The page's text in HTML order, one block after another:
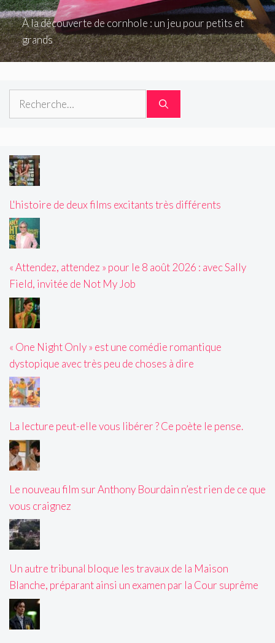
À la découverte de cornhole : un jeu pour petits et
grands
Rechercher :
L'histoire de deux films excitants très différents
« Attendez, attendez » pour le 8 août 2026 : avec Sally
Field, invitée de Not My Job
« One Night Only » est une comédie romantique
dystopique avec très peu de choses à dire
La lecture peut-elle vous libérer ? Ce poète le pense.
Le nouveau film sur Anthony Bourdain n’est rien de ce que
vous craignez
Un autre tribunal bloque les travaux de la Maison
Blanche, préparant ainsi un examen par la Cour suprême